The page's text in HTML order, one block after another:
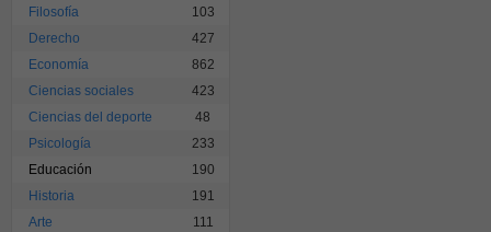
Filosofía
103
Derecho
427
Economía
862
Ciencias sociales
423
Ciencias del deporte
48
Psicología
233
Educación
190
Historia
191
Arte
111